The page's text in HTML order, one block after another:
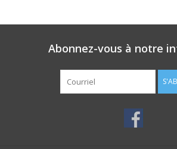
Abonnez-vous à notre